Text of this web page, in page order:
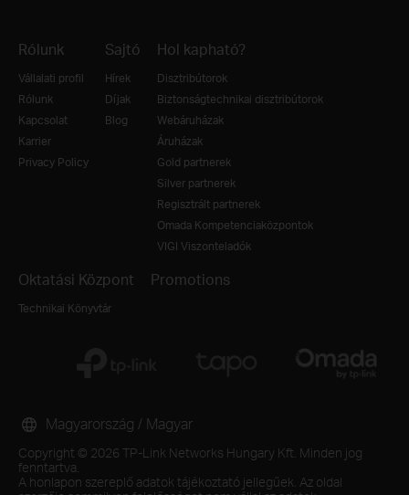
Rólunk
Vállalati profil
Rólunk
Kapcsolat
Karrier
Privacy Policy
Sajtó
Hírek
Díjak
Blog
Hol kapható?
Disztribútorok
Biztonságtechnikai disztribútorok
Webáruházak
Áruházak
Gold partnerek
Silver partnerek
Regisztrált partnerek
Omada Kompetenciaközpontok
VIGI Viszonteladók
Oktatási Központ
Technikai Könyvtár
Promotions
Copyright © 2026 TP-Link Networks Hungary Kft. Minden jog
fenntartva.
A honlapon szereplő adatok tájékoztató jellegűek. Az oldal
Magyarország / Magyar